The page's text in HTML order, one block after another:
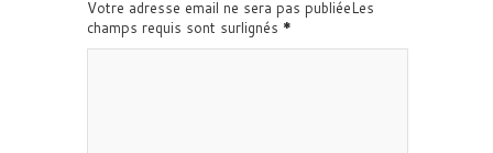
Votre adresse email ne sera pas publiéeLes
champs requis sont surlignés *